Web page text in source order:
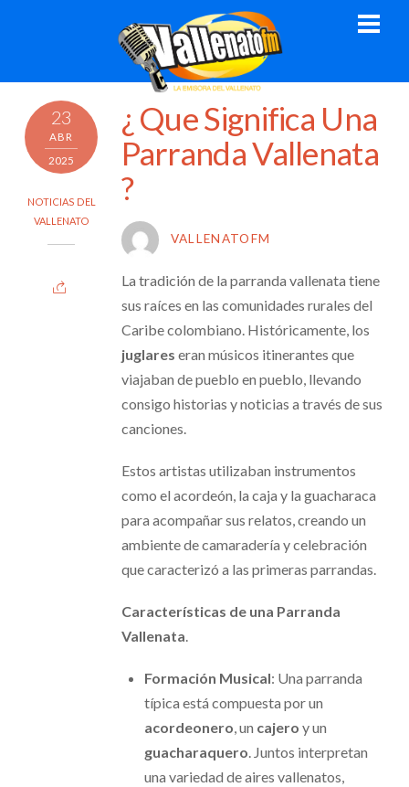
23
ABR
2025
NOTICIAS DEL
VALLENATO
¿ Que Significa Una
Parranda Vallenata
?
VALLENATOFM
La tradición de la parranda vallenata tiene
sus raíces en las comunidades rurales del
Caribe colombiano. Históricamente, los
juglares eran músicos itinerantes que
viajaban de pueblo en pueblo, llevando
consigo historias y noticias a través de sus
canciones.
Estos artistas utilizaban instrumentos
como el acordeón, la caja y la guacharaca
para acompañar sus relatos, creando un
ambiente de camaradería y celebración
que caracterizó a las primeras parrandas.
Características de una Parranda
Vallenata.
Formación Musical: Una parranda
típica está compuesta por un
acordeonero, un cajero y un
guacharaquero. Juntos interpretan
una variedad de aires vallenatos,